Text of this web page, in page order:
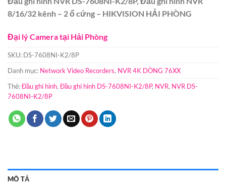
8/16/32 kênh – 2 ổ cứng – HIKVISION HẢI PHÒNG
Đại lý Camera tại Hải Phòng
SKU: DS-7608NI-K2/8P
Danh mục: Network Video Recorders, NVR 4K DÒNG 76XX
Thẻ:Đầu ghi hình, Đầu ghi hình DS-7608NI-K2/8P, NVR, NVR DS-
7608NI-K2/8P
MÔ TẢ